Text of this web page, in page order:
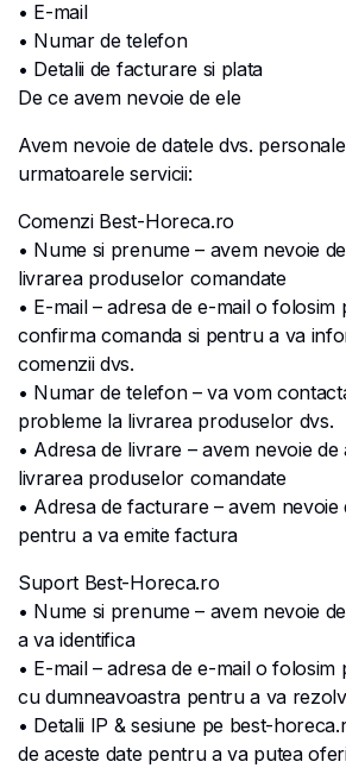
• E-mail
• Numar de telefon
• Detalii de facturare si plata
De ce avem nevoie de ele
Avem nevoie de datele dvs.
urmatoarele servicii:
Comenzi Best-Horeca.ro
• Nume si prenume – avem nevoie
livrarea produselor comandate
• E-mail – adresa de e-mail o folosim
confirma comanda si pentru a va
comenzii dvs.
• Numar de telefon – va vom
probleme la livrarea produselor dvs.
• Adresa de livrare – avem nevoie
livrarea produselor comandate
• Adresa de facturare – avem nevoie
pentru a va emite factura
Suport Best-Horeca.ro
• Nume si prenume – avem nevoie
a va identifica
• E-mail – adresa de e-mail o
cu dumneavoastra pentru a va
• Detalii IP & sesiune pe best-
de aceste date pentru a va putea